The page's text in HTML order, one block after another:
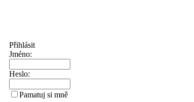
Přihlásit
Jméno:
Heslo:
Pamatuj si mně